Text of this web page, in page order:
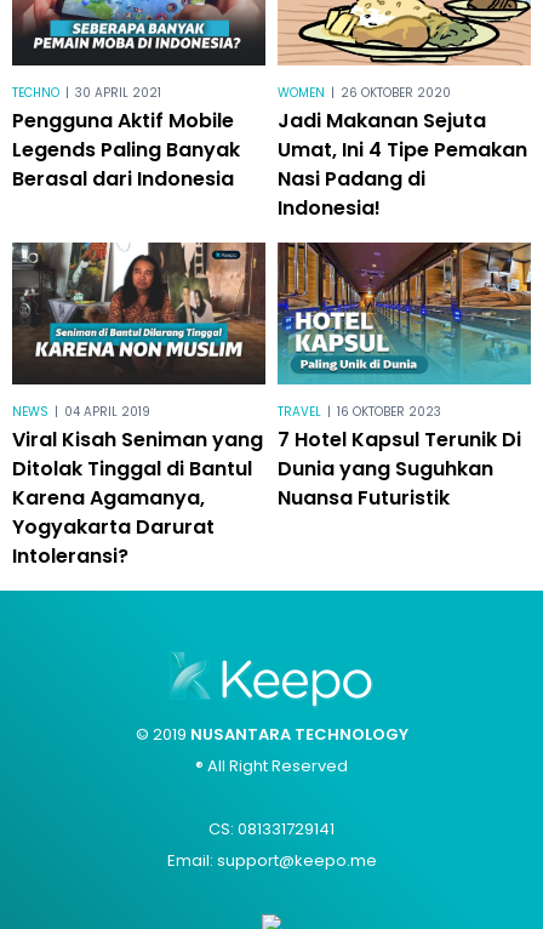
TECHNO | 30 APRIL 2021
Pengguna Aktif Mobile
Legends Paling Banyak
Berasal dari Indonesia
WOMEN | 26 OKTOBER 2020
Jadi Makanan Sejuta
Umat, Ini 4 Tipe Pemakan
Nasi Padang di
Indonesia!
NEWS | 04 APRIL 2019
Viral Kisah Seniman yang
Ditolak Tinggal di Bantul
Karena Agamanya,
Yogyakarta Darurat
Intoleransi?
TRAVEL | 16 OKTOBER 2023
7 Hotel Kapsul Terunik Di
Dunia yang Suguhkan
Nuansa Futuristik
© 2019 NUSANTARA TECHNOLOGY
® All Right Reserved
CS: 081331729141
Email: support@keepo.me